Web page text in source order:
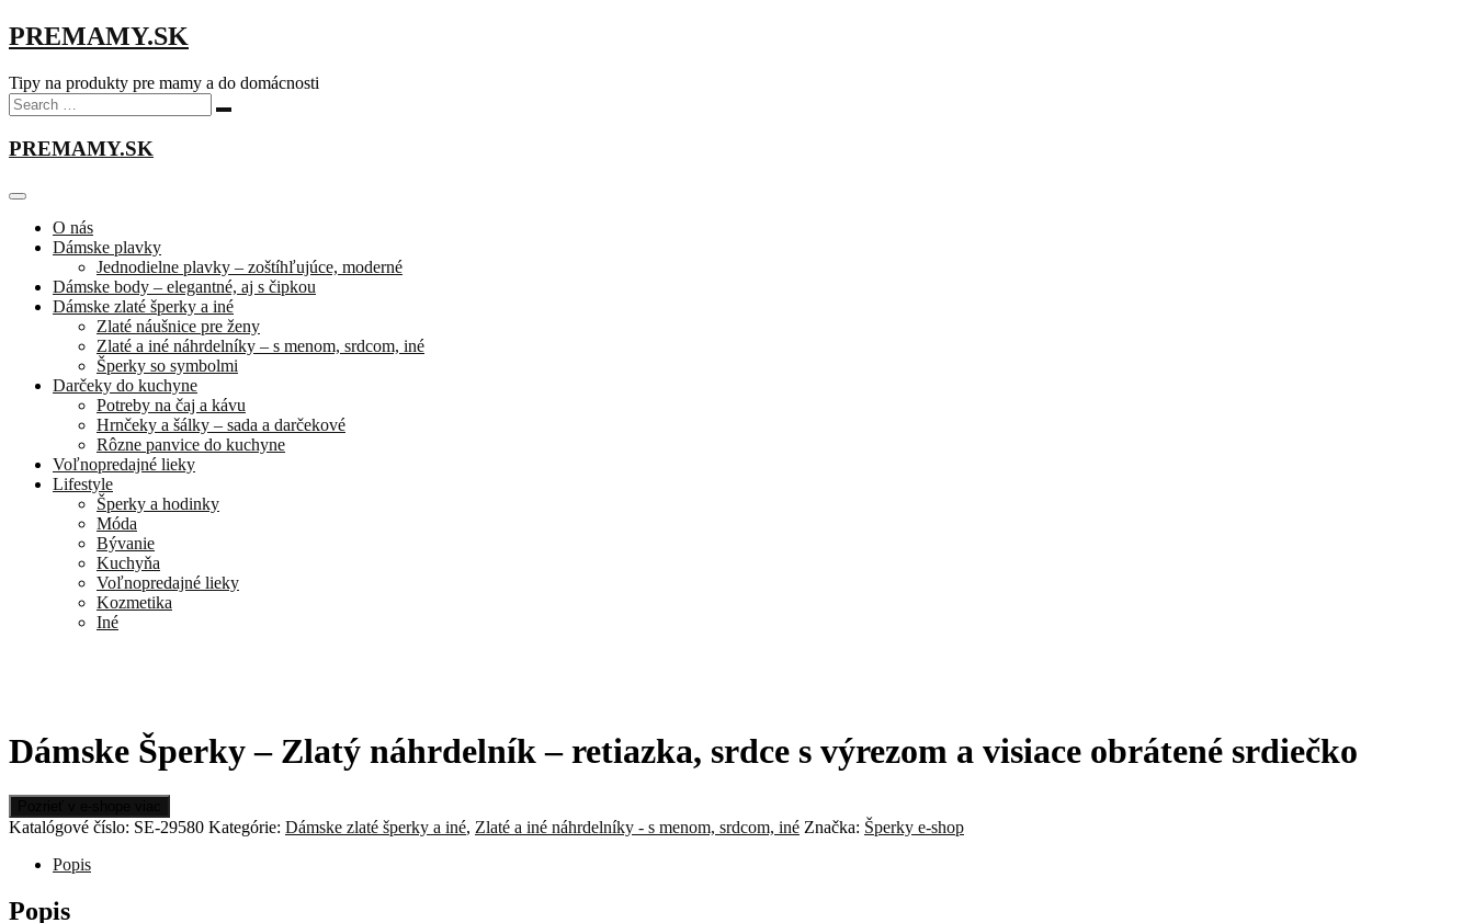
PREMAMY.SK
Tipy na produkty pre mamy a do domácnosti
PREMAMY.SK
O nás
Dámske plavky
Jednodielne plavky – zoštíhľujúce, moderné
Dámske body – elegantné, aj s čipkou
Dámske zlaté šperky a iné
Zlaté náušnice pre ženy
Zlaté a iné náhrdelníky – s menom, srdcom, iné
Šperky so symbolmi
Darčeky do kuchyne
Potreby na čaj a kávu
Hrnčeky a šálky – sada a darčekové
Rôzne panvice do kuchyne
Voľnopredajné lieky
Lifestyle
Šperky a hodinky
Móda
Bývanie
Kuchyňa
Voľnopredajné lieky
Kozmetika
Iné
Dámske Šperky – Zlatý náhrdelník – retiazka, srdce s výrezom a visiace obrátené srdiečko
Katalógové číslo: SE-29580 Kategórie: Dámske zlaté šperky a iné, Zlaté a iné náhrdelníky - s menom, srdcom, iné Značka: Šperky e-shop
Popis
Popis